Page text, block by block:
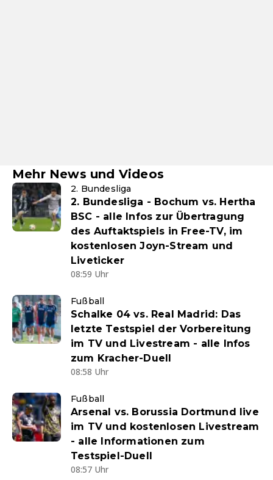
Mehr News und Videos
2. Bundesliga
2. Bundesliga - Bochum vs. Hertha
BSC - alle Infos zur Übertragung
des Auftaktspiels in Free-TV, im
kostenlosen Joyn-Stream und
Liveticker
08:59 Uhr
Fußball
Schalke 04 vs. Real Madrid: Das
letzte Testspiel der Vorbereitung
im TV und Livestream - alle Infos
zum Kracher-Duell
08:58 Uhr
Fußball
Arsenal vs. Borussia Dortmund live
im TV und kostenlosen Livestream
- alle Informationen zum
Testspiel-Duell
08:57 Uhr